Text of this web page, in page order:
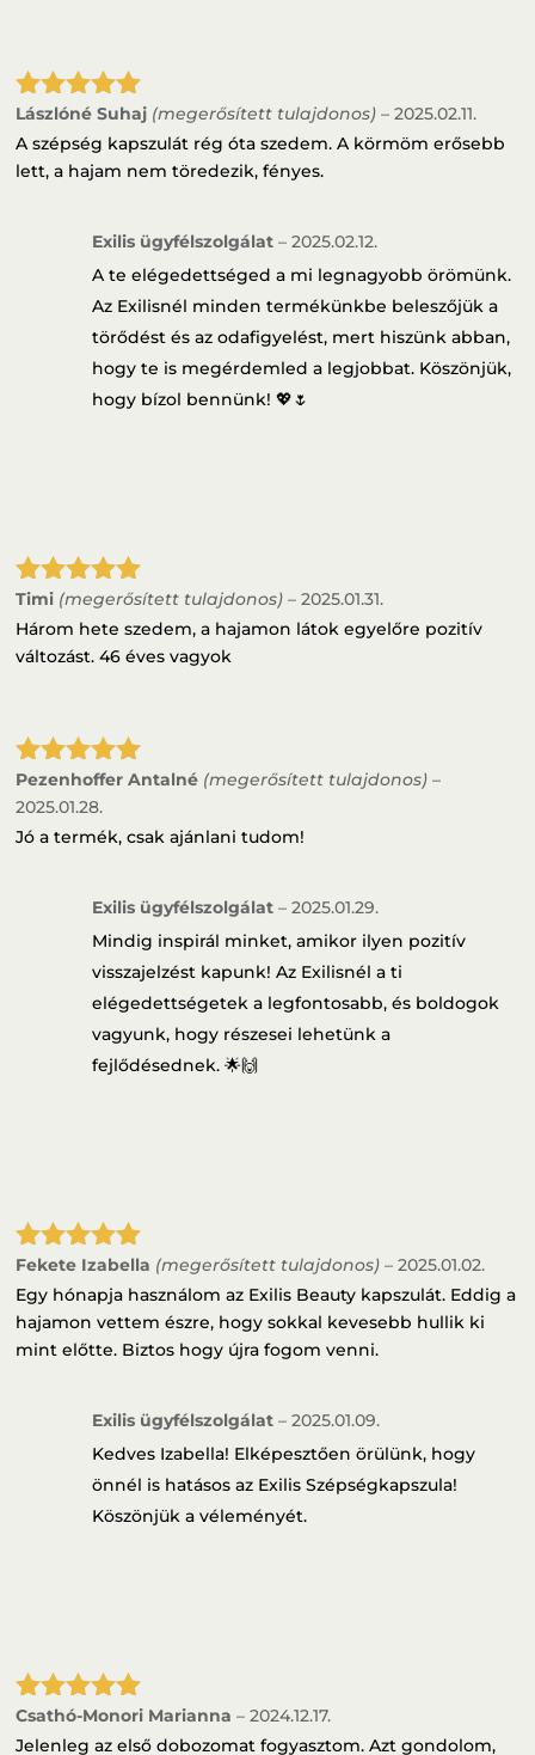
Értékelés:
5 / 5
Lászlóné Suhaj (megerősített tulajdonos) – 2025.02.11.
A szépség kapszulát rég óta szedem. A körmöm erősebb
lett, a hajam nem töredezik, fényes.
Exilis ügyfélszolgálat– 2025.02.12.
A te elégedettséged a mi legnagyobb örömünk.
Az Exilisnél minden termékünkbe beleszőjük a
törődést és az odafigyelést, mert hiszünk abban,
hogy te is megérdemled a legjobbat. Köszönjük,
hogy bízol bennünk! 💖🌷
Értékelés:
5/ 5
Timi (megerősített tulajdonos) – 2025.01.31.
Három hete szedem, a hajamon látok egyelőre pozitív
változást. 46 éves vagyok
Értékelés:
5/ 5
Pezenhoffer Antalné (megerősített tulajdonos) –
2025.01.28.
Jó a termék, csak ajánlani tudom!
Exilis ügyfélszolgálat– 2025.01.29.
Mindig inspirál minket, amikor ilyen pozitív
visszajelzést kapunk! Az Exilisnél a ti
elégedettségetek a legfontosabb, és boldogok
vagyunk, hogy részesei lehetünk a
fejlődésednek. 🌟🙌
Értékelés:
5/ 5
Fekete Izabella (megerősített tulajdonos) – 2025.01.02.
Egy hónapja használom az Exilis Beauty kapszulát. Eddig a
hajamon vettem észre, hogy sokkal kevesebb hullik ki
mint előtte. Biztos hogy újra fogom venni.
Exilis ügyfélszolgálat– 2025.01.09.
Kedves Izabella! Elképesztően örülünk, hogy
önnél is hatásos az Exilis Szépségkapszula!
Köszönjük a véleményét.
Értékelés:
5/ 5
Csathó-Monori Marianna– 2024.12.17.
Jelenleg az első dobozomat fogyasztom. Azt gondolom,